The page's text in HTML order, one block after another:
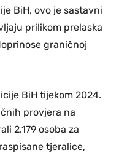
BiH, ovo je sastavni
prilikom prelaska
graničnoj
BiH tijekom 2024.
provjera na
2.179 osoba za
tjeralice,